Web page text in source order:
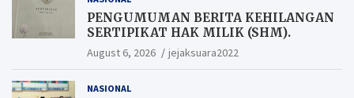
PENGUMUMAN BERITA KEHILANGAN
SERTIPIKAT HAK MILIK (SHM).
August 6, 2026 jejaksuara2022
NASIONAL